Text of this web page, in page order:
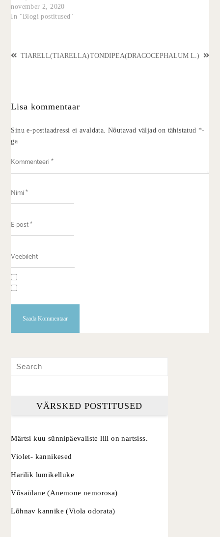
november 2, 2020
In "Blogi postitused"
TIARELL(TIARELLA)TONDIPEA(DRACOCEPHALUM L.)
Lisa kommentaar
Sinu e-postiaadressi ei avaldata. Nõutavad väljad on tähistatud *-
ga
VÄRSKED POSTITUSED
Märtsi kuu sünnipäevaliste lill on nartsiss.
Violet- kannikesed
Harilik lumikelluke
Võsaülane (Anemone nemorosa)
Lõhnav kannike (Viola odorata)